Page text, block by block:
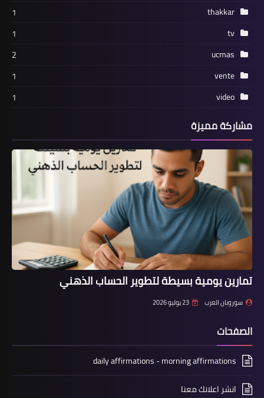
thakkar
1
tv
1
ucmas
2
vente
1
video
1
مشاركة مميزة
تمارين يومية بسيطة لتطوير الحساب الذهني
سوروبان العرب 23 يوليو 2026
الصفحات
daily affirmations - morning affirmations
انشر اعلانك معنا